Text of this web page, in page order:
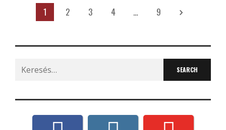
1 2 3 4 … 9
Search
for: